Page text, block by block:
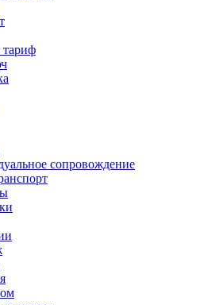
тариф
сопровождение